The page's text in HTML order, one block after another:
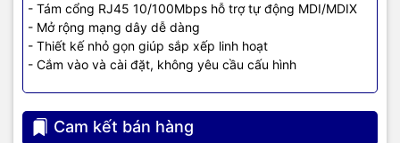
- Tám cổng RJ45 10/100Mbps hỗ trợ tự động MDI/MDIX
- Mở rộng mạng dây dễ dàng
- Thiết kế nhỏ gọn giúp sắp xếp linh hoạt
- Cắm vào và cài đặt, không yêu cầu cấu hình
Cam kết bán hàng